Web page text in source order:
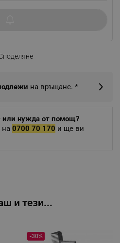
на връщане. *
или нужда от помощ?
на 0700 70 170 и ще ви
и тези...
-30%